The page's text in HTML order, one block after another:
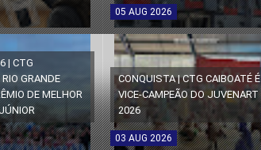
05 AUG 2026
| CTG
GRANDE
DE MELHOR
CONQUISTA | CTG CAIBOATÉ É
VICE-CAMPEÃO DO JUVENART
2026
03 AUG 2026